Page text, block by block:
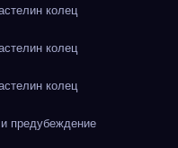
колец
колец
колец
предубеждение